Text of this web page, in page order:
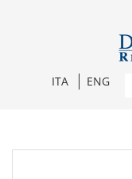
ITA ENG